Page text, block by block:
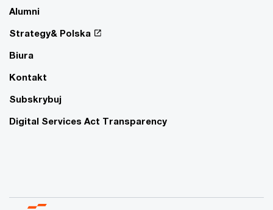
Alumni
Strategy& Polska
Biura
Kontakt
Subskrybuj
Digital Services Act Transparency